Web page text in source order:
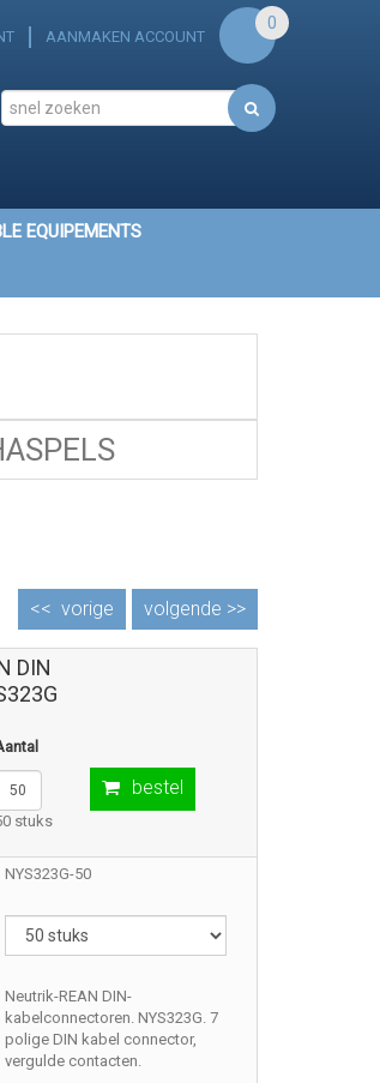
AANMAKEN ACCOUNT
0
EQUIPEMENTS
volgende >>
<< vorige
DIN
stuks
bestel
NYS323G-50
Neutrik-REAN DIN-
kabelconnectoren. NYS323G. 7
polige DIN kabel connector,
vergulde contacten.